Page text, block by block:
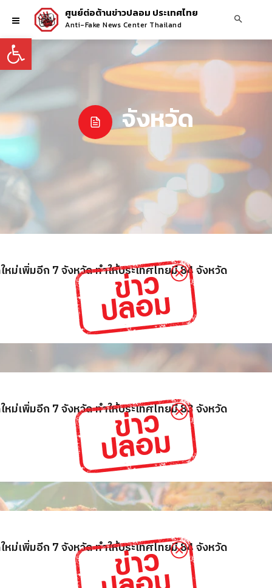
Open toolbar
ศูนย์ต่อต้านข่าวปลอม ประเทศไทย
Anti-Fake News Center Thailand
จังหวัด
ม่เพิ่มอีก 7 จังหวัด ทำให้ประเทศไทยมี 84 จังหวัด
ม่เพิ่มอีก 7 จังหวัด ทำให้ประเทศไทยมี 83 จังหวัด
ม่เพิ่มอีก 7 จังหวัด ทำให้ประเทศไทยมี 84 จังหวัด